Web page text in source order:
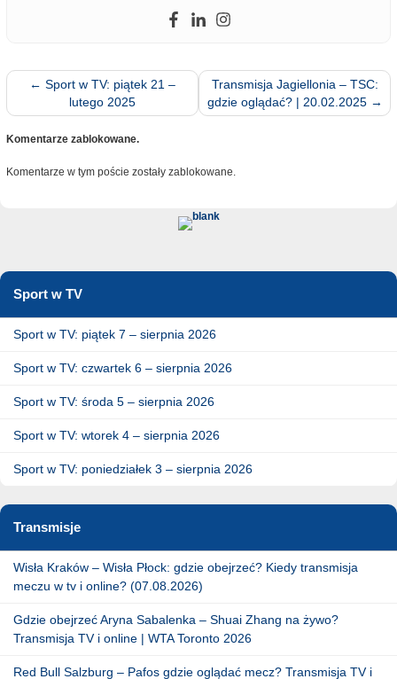
← Sport w TV: piątek 21 –
lutego 2025
Transmisja Jagiellonia – TSC:
gdzie oglądać? | 20.02.2025 →
Komentarze zablokowane.
Komentarze w tym poście zostały zablokowane.
Sport w TV
Sport w TV: piątek 7 – sierpnia 2026
Sport w TV: czwartek 6 – sierpnia 2026
Sport w TV: środa 5 – sierpnia 2026
Sport w TV: wtorek 4 – sierpnia 2026
Sport w TV: poniedziałek 3 – sierpnia 2026
Transmisje
Wisła Kraków – Wisła Płock: gdzie obejrzeć? Kiedy transmisja
meczu w tv i online? (07.08.2026)
Gdzie obejrzeć Aryna Sabalenka – Shuai Zhang na żywo?
Transmisja TV i online | WTA Toronto 2026
Red Bull Salzburg – Pafos gdzie oglądać mecz? Transmisja TV i